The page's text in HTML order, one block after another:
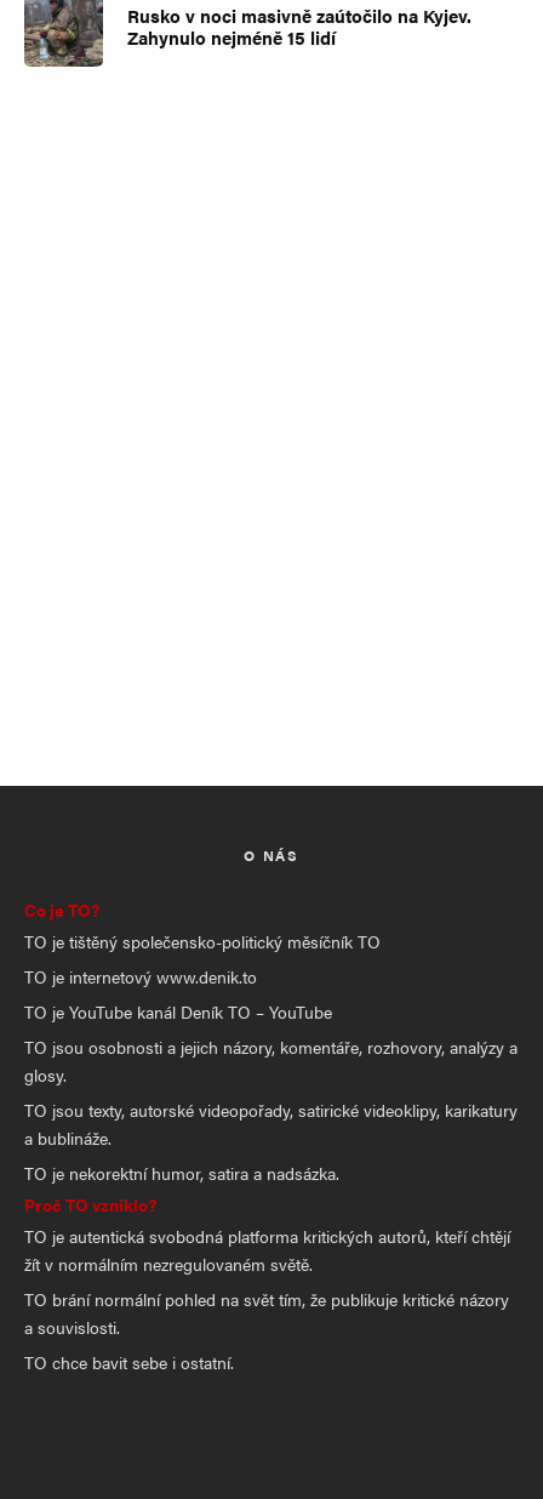
Rusko v noci masivně zaútočilo na Kyjev.
Zahynulo nejméně 15 lidí
O NÁS
Co je TO?
TO je tištěný společensko-politický měsíčník TO
TO je internetový www.denik.to
TO je YouTube kanál Deník TO – YouTube
TO jsou osobnosti a jejich názory, komentáře, rozhovory, analýzy a
glosy.
TO jsou texty, autorské videopořady, satirické videoklipy, karikatury
a bublináže.
TO je nekorektní humor, satira a nadsázka.
Proč TO vzniklo?
TO je autentická svobodná platforma kritických autorů, kteří chtějí
žít v normálním nezregulovaném světě.
TO brání normální pohled na svět tím, že publikuje kritické názory
a souvislosti.
TO chce bavit sebe i ostatní.